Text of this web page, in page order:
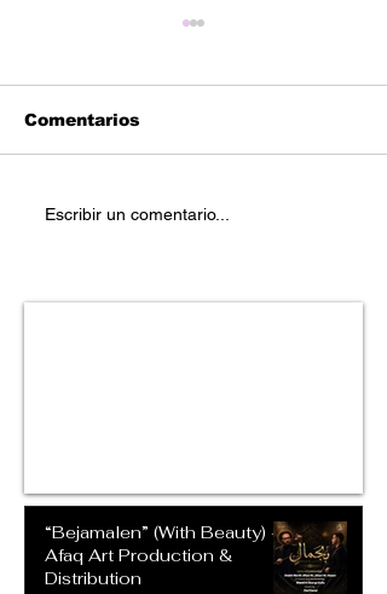
Reetoxa – “You
Comentarios
Escribir un comentario...
“Bejamalen” (With Beauty) –
Afaq Art Production &
Distribution